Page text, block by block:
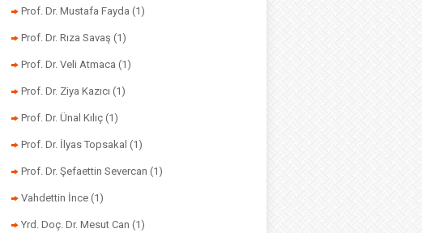
Prof. Dr. Mustafa Fayda (1)
Prof. Dr. Rıza Savaş (1)
Prof. Dr. Veli Atmaca (1)
Prof. Dr. Ziya Kazıcı (1)
Prof. Dr. Ünal Kılıç (1)
Prof. Dr. İlyas Topsakal (1)
Prof. Dr. Şefaettin Severcan (1)
Vahdettin İnce (1)
Yrd. Doç. Dr. Mesut Can (1)